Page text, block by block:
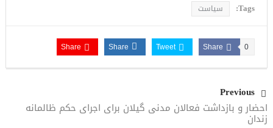
Tags: سیاست
Share 0
Tweet
Share
Share
Previous
احضار و بازداشت فعالان مدنی گیلان برای اجرای حکم ظالمانه
زندان